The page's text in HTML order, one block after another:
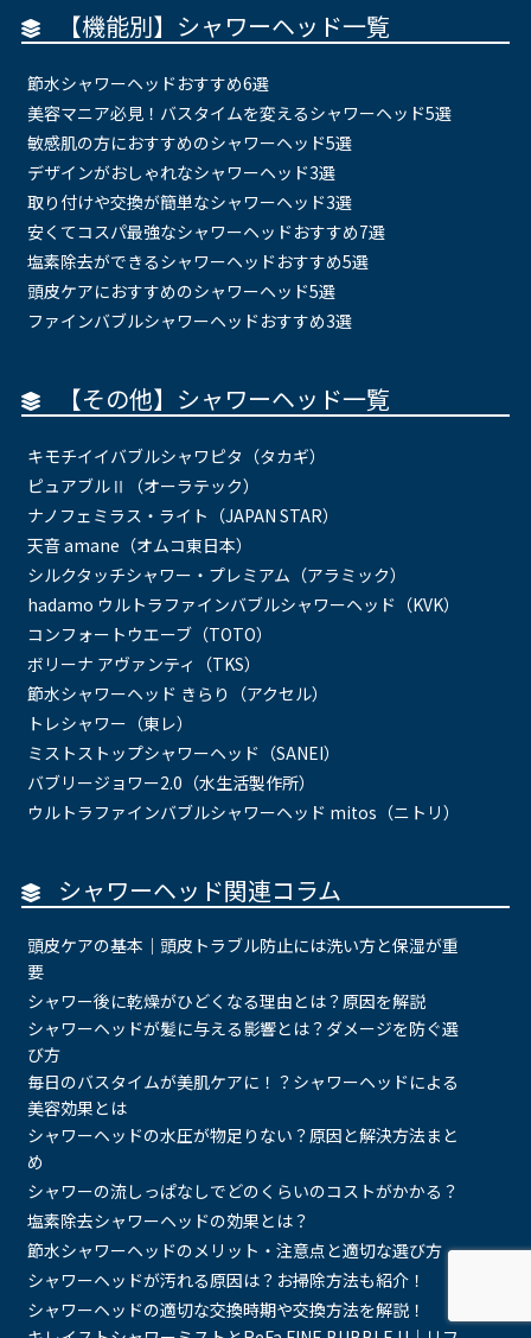
【機能別】シャワーヘッド一覧
節水シャワーヘッドおすすめ6選
美容マニア必見！バスタイムを変えるシャワーヘッド5選
敏感肌の方におすすめのシャワーヘッド5選
デザインがおしゃれなシャワーヘッド3選
取り付けや交換が簡単なシャワーヘッド3選
安くてコスパ最強なシャワーヘッドおすすめ7選
塩素除去ができるシャワーヘッドおすすめ5選
頭皮ケアにおすすめのシャワーヘッド5選
ファインバブルシャワーヘッドおすすめ3選
【その他】シャワーヘッド一覧
キモチイイバブルシャワピタ（タカギ）
ピュアブルⅡ（オーラテック）
ナノフェミラス・ライト（JAPAN STAR）
天音 amane（オムコ東日本）
シルクタッチシャワー・プレミアム（アラミック）
hadamo ウルトラファインバブルシャワーヘッド（KVK）
コンフォートウエーブ（TOTO）
ボリーナ アヴァンティ（TKS）
節水シャワーヘッド きらり（アクセル）
トレシャワー（東レ）
ミストストップシャワーヘッド（SANEI）
バブリージョワー2.0（水生活製作所）
ウルトラファインバブルシャワーヘッド mitos（ニトリ）
シャワーヘッド関連コラム
頭皮ケアの基本｜頭皮トラブル防止には洗い方と保湿が重
要
シャワー後に乾燥がひどくなる理由とは？原因を解説
シャワーヘッドが髪に与える影響とは？ダメージを防ぐ選
び方
毎日のバスタイムが美肌ケアに！？シャワーヘッドによる
美容効果とは
シャワーヘッドの水圧が物足りない？原因と解決方法まと
め
シャワーの流しっぱなしでどのくらいのコストがかかる？
塩素除去シャワーヘッドの効果とは？
節水シャワーヘッドのメリット・注意点と適切な選び方
シャワーヘッドが汚れる原因は？お掃除方法も紹介！
シャワーヘッドの適切な交換時期や交換方法を解説！